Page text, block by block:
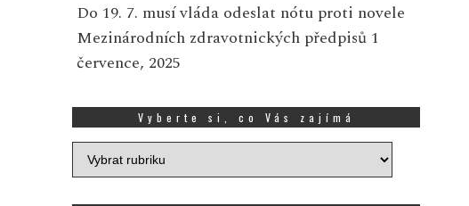
Do 19. 7. musí vláda odeslat nótu proti novele
Mezinárodních zdravotnických předpisů 1
července, 2025
Vyberte si, co Vás zajímá
Vyberte
si,